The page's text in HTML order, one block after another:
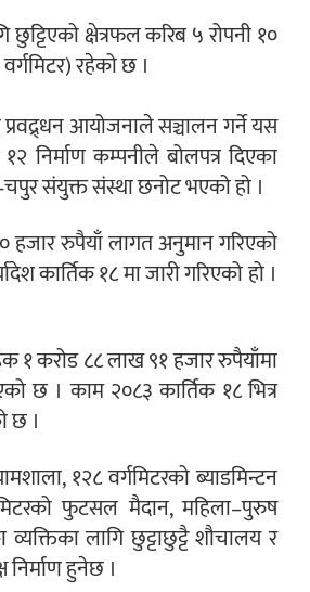
छुट्टिएको क्षेत्रफल करिब ५ रोपनी १०
रहेको छ ।
प्रवद्र्धन आयोजनाले सञ्चालन गर्ने यस
निर्माण कम्पनीले बोलपत्र दिएका
संयुक्त संस्था छनोट भएको हो ।
हजार रुपैयाँ लागत अनुमान गरिएको
कार्तिक १८ मा जारी गरिएको हो ।
१ करोड ८८ लाख ९१ हजार रुपैयाँमा
छ । काम २०८३ कार्तिक १८ भित्र
छ ।
१२८ वर्गमिटरको ब्याडमिन्टन
फुटसल मैदान, महिला–पुरुष
व्यक्तिका लागि छुट्टाछुट्टै शौचालय र
निर्माण हुनेछ ।